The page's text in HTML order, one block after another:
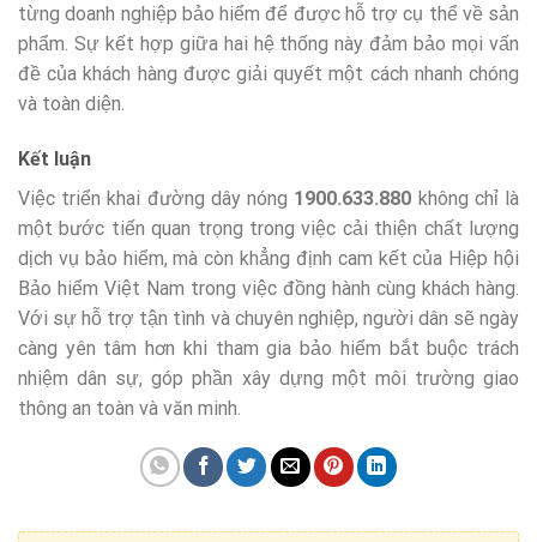
từng doanh nghiệp bảo hiểm để được hỗ trợ cụ thể về sản
phẩm. Sự kết hợp giữa hai hệ thống này đảm bảo mọi vấn
đề của khách hàng được giải quyết một cách nhanh chóng
và toàn diện.
Kết luận
Việc triển khai đường dây nóng 1900.633.880 không chỉ là
một bước tiến quan trọng trong việc cải thiện chất lượng
dịch vụ bảo hiểm, mà còn khẳng định cam kết của Hiệp hội
Bảo hiểm Việt Nam trong việc đồng hành cùng khách hàng.
Với sự hỗ trợ tận tình và chuyên nghiệp, người dân sẽ ngày
càng yên tâm hơn khi tham gia bảo hiểm bắt buộc trách
nhiệm dân sự, góp phần xây dựng một môi trường giao
thông an toàn và văn minh.